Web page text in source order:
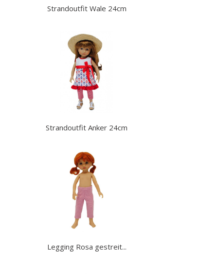
Strandoutfit Wale 24cm
Strandoutfit Anker 24cm
Legging Rosa gestreit...